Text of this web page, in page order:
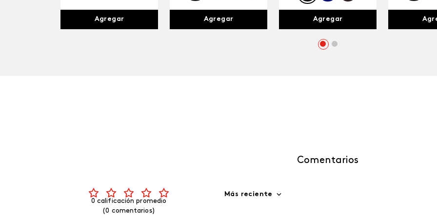
Agregar Agregar Agregar
Comentarios
0 calificación promedio
(0 comentarios)
Más reciente